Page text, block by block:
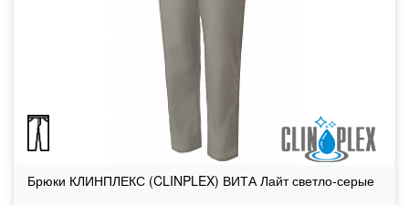
Брюки КЛИНПЛЕКС (CLINPLEX) ВИТА Лайт светло-серые